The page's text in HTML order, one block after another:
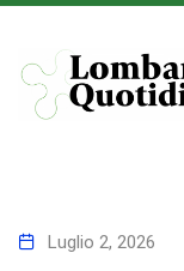
Luglio 2, 2026